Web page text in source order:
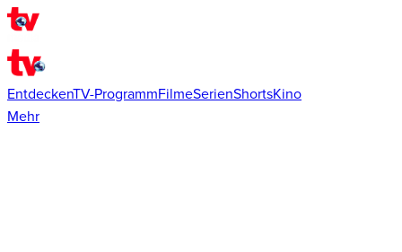
EntdeckenTV-ProgrammFilmeSerienShortsKino
Mehr